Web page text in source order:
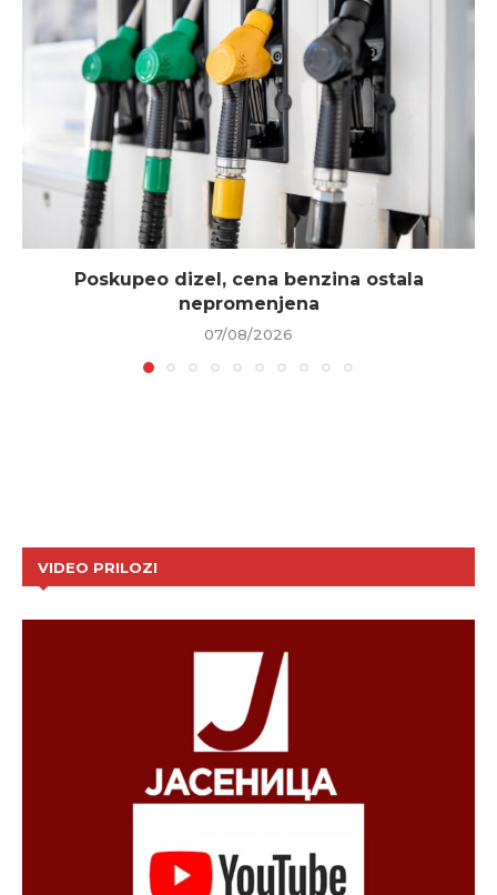
Poskupeo dizel, cena benzina ostala
nepromenjena
07/08/2026
VIDEO PRILOZI